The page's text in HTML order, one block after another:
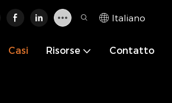
Italiano
Casi Risorse Contatto